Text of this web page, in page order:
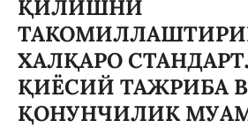
ҚИЛИШНИ
ХАЛҚАРО
ҚИЁСИЙ ТАЖРИБА
ҚОНУНЧИЛИК